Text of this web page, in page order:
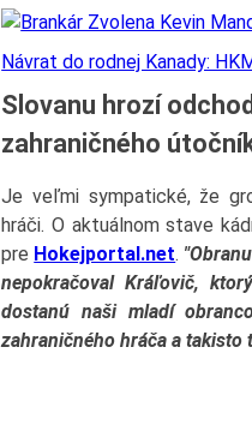
Návrat do rodnej Kanady:
Slovanu hrozí
zahraničného
Je veľmi sympatické, že
hráči. O aktuálnom stave
pre Hokejportal.net. "
nepokračoval Kráľovič,
dostanú naši mladí
zahraničného hráča a takisto